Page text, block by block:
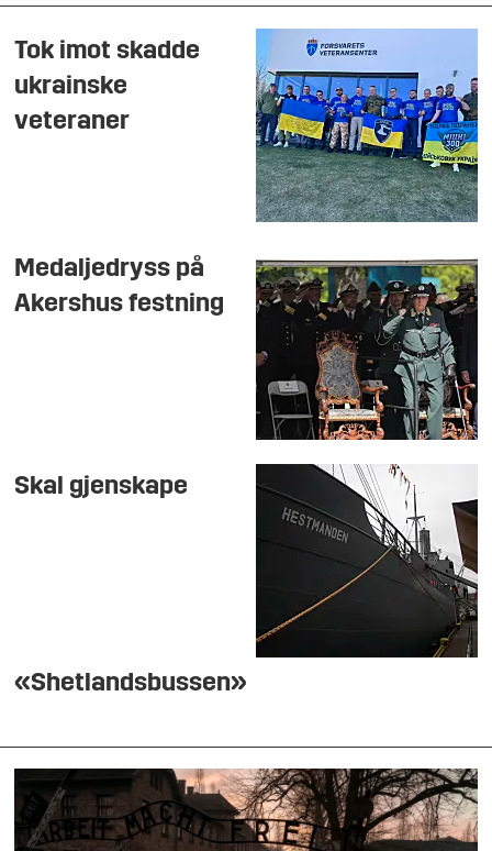
Tok imot skadde
ukrainske
veteraner
Medaljedryss på
Akershus festning
Skal gjenskape
«Shetlandsbussen»